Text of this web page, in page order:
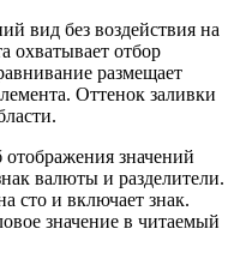
вид без воздействия на
охватывает отбор
размещает
Оттенок заливки
значений
валюты и разделители.
сто и включает знак.
значение в читаемый